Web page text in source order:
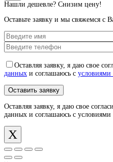
Нашли дешевле? Снизим цену!
Оставьте заявку и мы свяжемся с
Оставляя заявку, я даю свое
данных и соглашаюсь с условиями
Оставляя заявку, я даю свое
данных и соглашаюсь с условиями
X